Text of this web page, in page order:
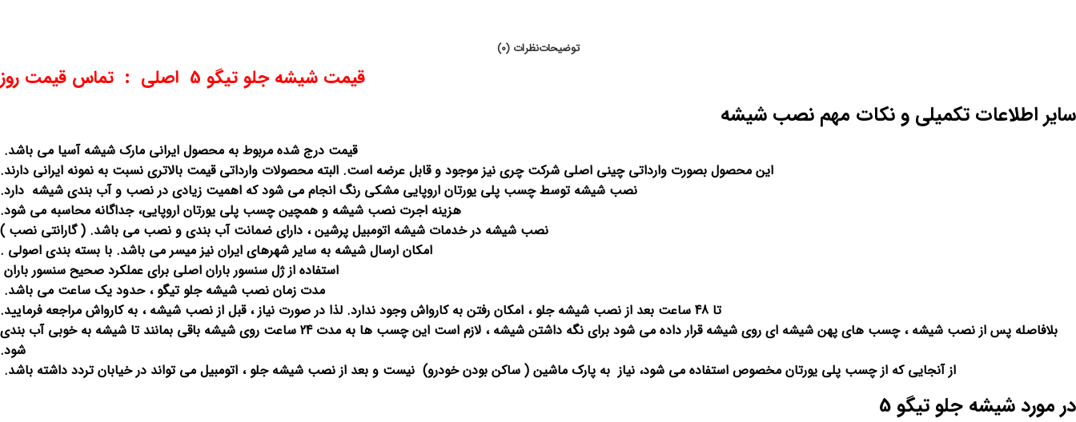
توضیحاتنظرات (0)
قیمت شیشه جلو تیگو 5 اصلی : تماس قیمت روز
سایر اطلاعات تکمیلی و نکات مهم نصب شیشه
قیمت درج شده مربوط به محصول ایرانی مارک شیشه آسیا می باشد.
این محصول بصورت وارداتی چینی اصلی شرکت چری نیز موجود و قابل عرضه است. البته محصولات وارداتی قیمت بالاتری نسبت به نمونه ایرانی دارند.
نصب شیشه توسط چسب پلی یورتان اروپایی مشکی رنگ انجام می شود که اهمیت زیادی در نصب و آب بندی شیشه دارد.
هزینه اجرت نصب شیشه و همچین چسب پلی یورتان اروپایی، جداگانه محاسبه می شود.
نصب شیشه در خدمات شیشه اتومبیل پرشین ، دارای ضمانت آب بندی و نصب می باشد. ( گارانتی نصب )
امکان ارسال شیشه به سایر شهرهای ایران نیز میسر می باشد. با بسته بندی اصولی .
استفاده از ژل سنسور باران اصلی برای عملکرد صحیح سنسور باران
مدت زمان نصب شیشه جلو تیگو ، حدود یک ساعت می باشد.
تا 48 ساعت بعد از نصب شیشه جلو ، امکان رفتن به کارواش وجود ندارد. لذا در صورت نیاز ، قبل از نصب شیشه ، به کارواش مراجعه فرمایید.
بلافاصله پس از نصب شیشه ، چسب های پهن شیشه ای روی شیشه قرار داده می شود برای نگه داشتن شیشه ، لازم است این چسب ها به مدت 24 ساعت روی شیشه باقی بمانند تا شیشه به خوبی آب بندی
شود.
از آنجایی که از چسب پلی یورتان مخصوص استفاده می شود، نیاز به پارک ماشین ( ساکن بودن خودرو) نیست و بعد از نصب شیشه جلو ، اتومبیل می تواند در خیابان تردد داشته باشد.
در مورد شیشه جلو تیگو 5